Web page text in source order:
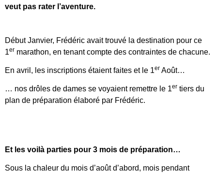
veut pas rater l’aventure.
Début Janvier, Frédéric avait trouvé la destination pour ce
1er marathon, en tenant compte des contraintes de chacune.
En avril, les inscriptions étaient faites et le 1er Août…
… nos drôles de dames se voyaient remettre le 1er tiers du
plan de préparation élaboré par Frédéric.
Et les voilà parties pour 3 mois de préparation…
Sous la chaleur du mois d’août d’abord, mois pendant